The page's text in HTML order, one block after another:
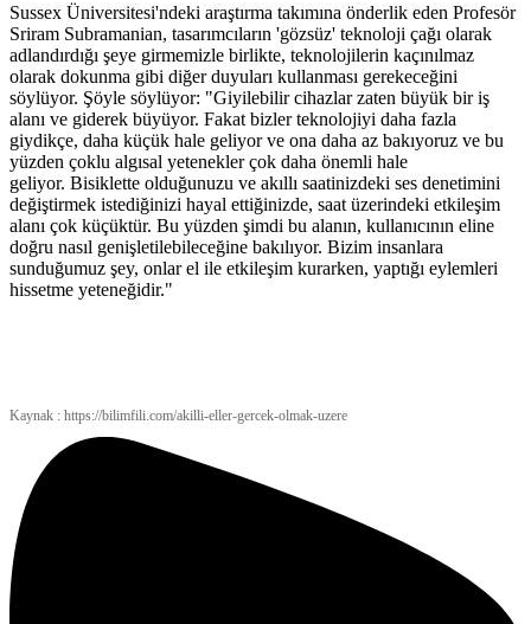
Sussex Üniversitesi'ndeki araştırma takımına önderlik eden Profesör
Sriram Subramanian, tasarımcıların 'gözsüz' teknoloji çağı olarak
adlandırdığı şeye girmemizle birlikte, teknolojilerin kaçınılmaz
olarak dokunma gibi diğer duyuları kullanması gerekeceğini
söylüyor. Şöyle söylüyor: "Giyilebilir cihazlar zaten büyük bir iş
alanı ve giderek büyüyor. Fakat bizler teknolojiyi daha fazla
giydikçe, daha küçük hale geliyor ve ona daha az bakıyoruz ve bu
yüzden çoklu algısal yetenekler çok daha önemli hale
geliyor. Bisiklette olduğunuzu ve akıllı saatinizdeki ses denetimini
değiştirmek istediğinizi hayal ettiğinizde, saat üzerindeki etkileşim
alanı çok küçüktür. Bu yüzden şimdi bu alanın, kullanıcının eline
doğru nasıl genişletilebileceğine bakılıyor. Bizim insanlara
sunduğumuz şey, onlar el ile etkileşim kurarken, yaptığı eylemleri
hissetme yeteneğidir."
Kaynak : https://bilimfili.com/akilli-eller-gercek-olmak-uzere